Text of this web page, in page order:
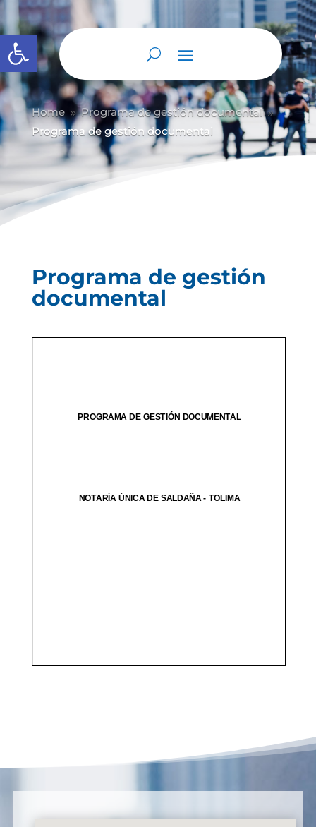
Abrir barra de herramientas
Home 9 Programa de gestión documental 9
Programa de gestión documental
Programa de gestión
documental